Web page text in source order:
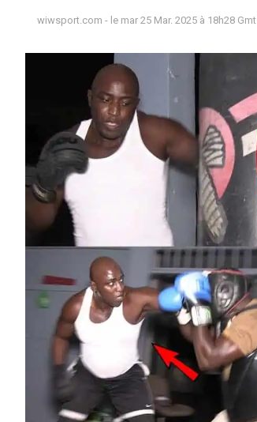
wiwsport.com - le mar 25 Mar. 2025 à 18h28 Gmt